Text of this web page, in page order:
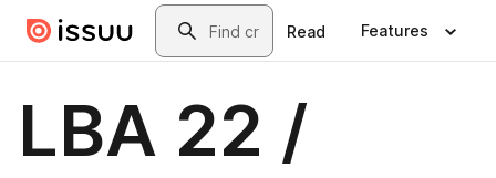
Skip to main contentSearch
Read Features
LBA 22 /